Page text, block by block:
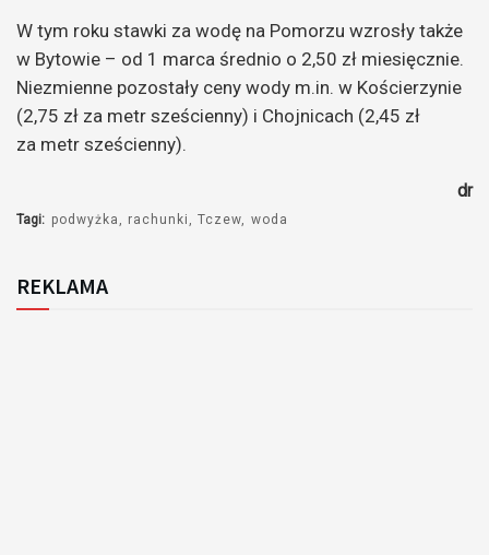
W tym roku stawki za wodę na Pomorzu wzrosły także
w Bytowie – od 1 marca średnio o 2,50 zł miesięcznie.
Niezmienne pozostały ceny wody m.in. w Kościerzynie
(2,75 zł za metr sześcienny) i Chojnicach (2,45 zł
za metr sześcienny).
dr
Tagi: podwyżka rachunki Tczew woda
REKLAMA